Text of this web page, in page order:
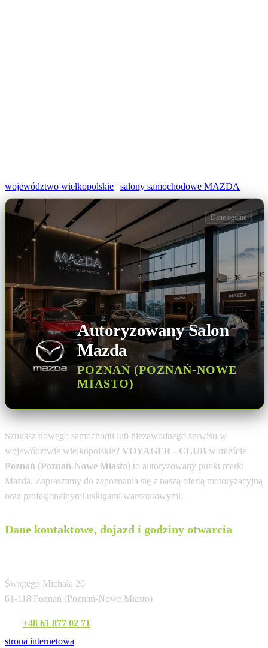
województwo wielkopolskie | salony samochodowe MAZDA
Autoryzowany Salon
Mazda
POZNAŃ (POZNAŃ-NOWE
MIASTO)
Dane ogólne
Szukasz nowego samochodu lub niezawodnego serwisu w
województwie wielkopolskie? VOYAGER - CLUB w mieście
Poznań (Poznań-Nowe Miasto) to autoryzowany punkt marki
Mazda. Zapraszamy do zapoznania się z naszą ofertą motoryzacyjną
oraz profesjonalnymi usługami warsztatowymi.
Dane kontaktowe, dojazd i godziny otwarcia
Świętego Michała 20
61-118 Poznań (Poznań-Nowe Miasto)
+48 61 877 02 71
strona internetowa